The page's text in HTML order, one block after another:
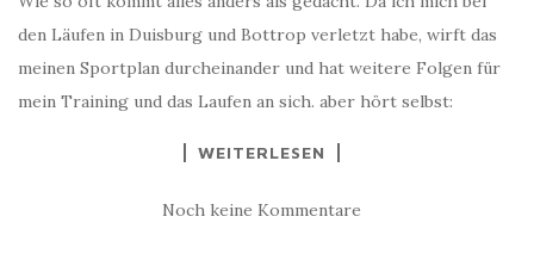
den Läufen in Duisburg und Bottrop verletzt habe, wirft das
meinen Sportplan durcheinander und hat weitere Folgen für
mein Training und das Laufen an sich. aber hört selbst:
WEITERLESEN
Noch keine Kommentare